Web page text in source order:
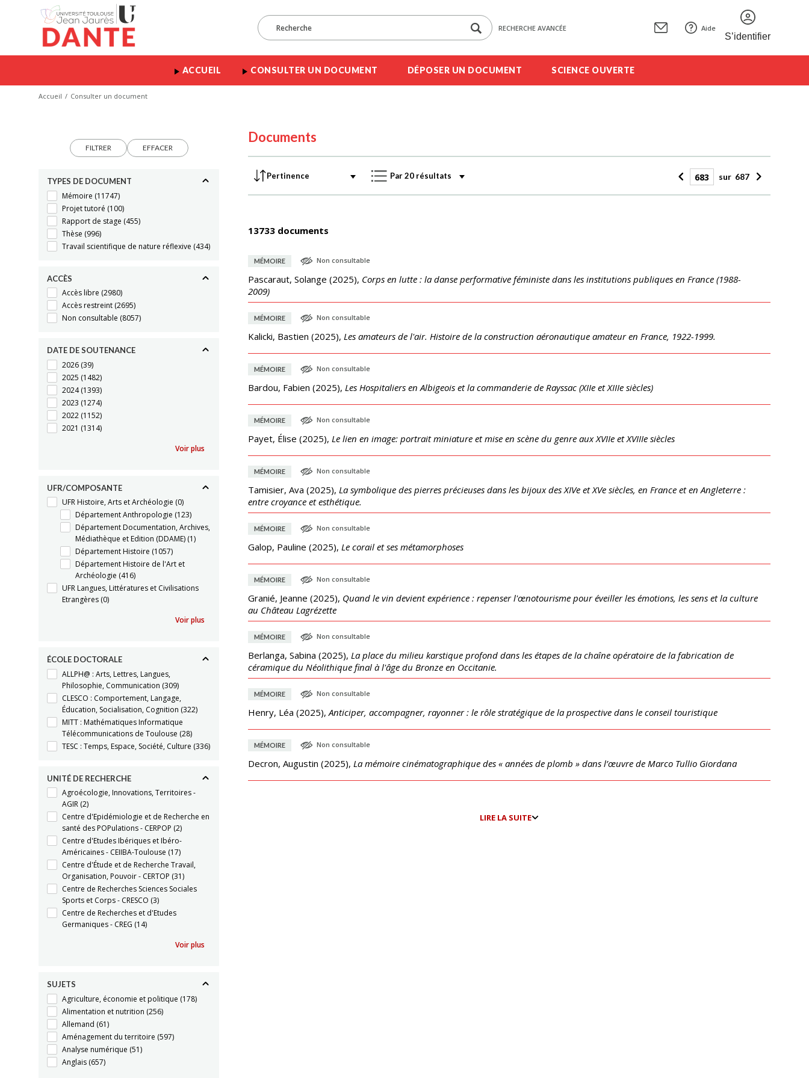
RECHERCHE AVANCÉE Aide
S’identifier
ACCUEIL CONSULTER UN DOCUMENT DÉPOSER UN DOCUMENT SCIENCE OUVERTE
Accueil Consulter un document
FILTRER EFFACER
TYPES DE DOCUMENT
Mémoire (11747)
Projet tutoré (100)
Rapport de stage (455)
Thèse (996)
Travail scientifique de nature réflexive (434)
ACCÈS
Accès libre (2980)
Accès restreint (2695)
Non consultable (8057)
DATE DE SOUTENANCE
2026 (39)
2025 (1482)
2024(1393)
2023 (1274)
2022 (1152)
2021 (1314)
Voir plus
UFR/COMPOSANTE
UFR Histoire, Arts et Archéologie (0)
Département Anthropologie (123)
Département Documentation, Archives,
Médiathèque et Edition (DDAME) (1)
Département Histoire (1057)
Département Histoire de l'Art et
Archéologie (416)
UFR Langues, Littératures et Civilisations
Etrangères (0)
Voir plus
ÉCOLE DOCTORALE
ALLPH@ : Arts, Lettres, Langues,
Philosophie, Communication (309)
CLESCO : Comportement, Langage,
Éducation, Socialisation, Cognition (322)
MITT : Mathématiques Informatique
Télécommunications de Toulouse (28)
TESC : Temps, Espace, Société, Culture (336)
UNITÉ DE RECHERCHE
Agroécologie, Innovations, Territoires -
AGIR (2)
Centre d'Epidémiologie et de Recherche en
santé des POPulations - CERPOP (2)
Centre d'Etudes Ibériques et Ibéro-
Américaines - CEIIBA-Toulouse (17)
Centre d'Étude et de Recherche Travail,
Organisation, Pouvoir - CERTOP (31)
Centre de Recherches Sciences Sociales
Sports et Corps - CRESCO (3)
Centre de Recherches et d'Etudes
Germaniques - CREG (14)
Voir plus
SUJETS
Agriculture, économie et politique (178)
Alimentation et nutrition (256)
Allemand (61)
Aménagement du territoire (597)
Analyse numérique (51)
Anglais (657)
Documents
sur 687
13733 documents
MÉMOIRE Non consultable
Pascaraut, Solange (2025), Corps en lutte : la danse performative féministe dans les institutions publiques en France (1988-
2009)
MÉMOIRE Non consultable
Kalicki, Bastien (2025), Les amateurs de l'air. Histoire de la construction aéronautique amateur en France, 1922-1999.
MÉMOIRE Non consultable
Bardou, Fabien (2025), Les Hospitaliers en Albigeois et la commanderie de Rayssac (XIIe et XIIIe siècles)
MÉMOIRE Non consultable
Payet, Élise (2025), Le lien en image: portrait miniature et mise en scène du genre aux XVIIe et XVIIIe siècles
MÉMOIRE Non consultable
Tamisier, Ava (2025), La symbolique des pierres précieuses dans les bijoux des XIVe et XVe siècles, en France et en Angleterre :
entre croyance et esthétique.
MÉMOIRE Non consultable
Galop, Pauline (2025), Le corail et ses métamorphoses
MÉMOIRE Non consultable
Granié, Jeanne (2025), Quand le vin devient expérience : repenser l'œnotourisme pour éveiller les émotions, les sens et la culture
au Château Lagrézette
MÉMOIRE Non consultable
Berlanga, Sabina (2025), La place du milieu karstique profond dans les étapes de la chaîne opératoire de la fabrication de
céramique du Néolithique final à l'âge du Bronze en Occitanie.
MÉMOIRE Non consultable
Henry, Léa (2025),Anticiper, accompagner, rayonner : le rôle stratégique de la prospective dans le conseil touristique
MÉMOIRE Non consultable
Decron, Augustin (2025), La mémoire cinématographique des « années de plomb » dans l’œuvre de Marco Tullio Giordana
LIRE LA SUITE